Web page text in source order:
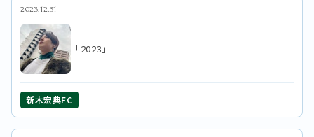
2023.12.31
「2023」
新木宏典FC